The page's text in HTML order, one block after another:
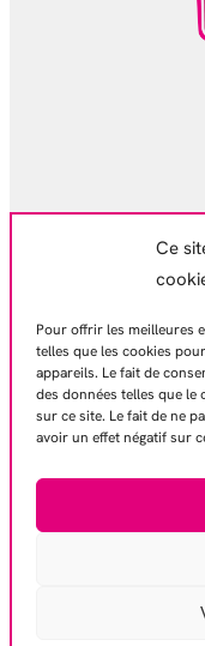
Ce
Pour offrir les meilleures
telles que les cookies
appareils. Le fait de
des données telles que le
sur ce site. Le fait de ne
avoir un effet négatif sur